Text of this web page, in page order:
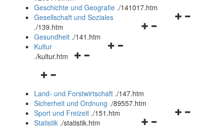
und
schließen
Geschichte und Geografie ./141017.htm
Navigationsmenü
Gesellschaft und Soziales
./139.htm
Navigationsmenü
Gesundheit ./141.htm
Navigationsmenü
Kultur
./kultur.htm
Navigationsmenü
und
schließen
Land- und Forstwirtschaft ./147.htm
Sicherheit und Ordnung ./89557.htm
Navigationsmenü
Sport und Freizeit ./151.htm
Statistik ./statistik.htm